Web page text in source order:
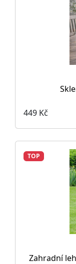
449 Kč
TOP
Zahradní